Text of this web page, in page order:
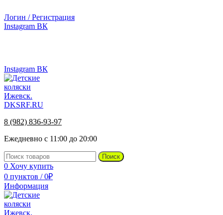
Логин / Регистрация
Instagram ВК
Instagram ВК
8 (982) 836-93-97
Ежедневно с 11:00 до 20:00
Поиск
0 Хочу купить
0 пунктов / 0₽
Информация